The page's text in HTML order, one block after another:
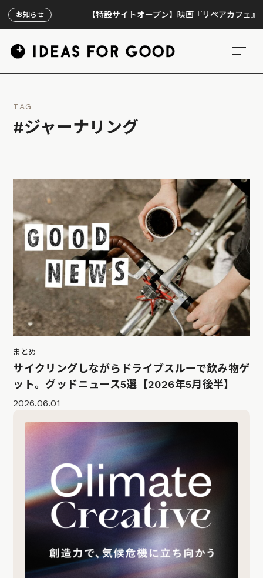
お知らせ 【特設サイトオープン】映画『リペアカフェ』、
TAG
#ジャーナリング
まとめ
サイクリングしながらドライブスルーで飲み物ゲ
ット。グッドニュース5選【2026年5月後半】
2026.06.01